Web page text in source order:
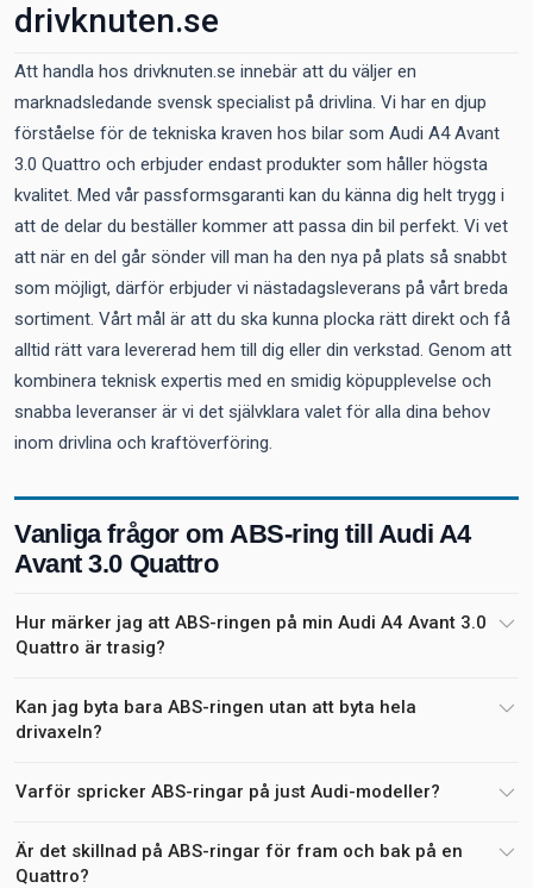
drivknuten.se
Att handla hos drivknuten.se innebär att du väljer en
marknadsledande svensk specialist på drivlina. Vi har en djup
förståelse för de tekniska kraven hos bilar som Audi A4 Avant
3.0 Quattro och erbjuder endast produkter som håller högsta
kvalitet. Med vår passformsgaranti kan du känna dig helt trygg i
att de delar du beställer kommer att passa din bil perfekt. Vi vet
att när en del går sönder vill man ha den nya på plats så snabbt
som möjligt, därför erbjuder vi nästadagsleverans på vårt breda
sortiment. Vårt mål är att du ska kunna plocka rätt direkt och få
alltid rätt vara levererad hem till dig eller din verkstad. Genom att
kombinera teknisk expertis med en smidig köpupplevelse och
snabba leveranser är vi det självklara valet för alla dina behov
inom drivlina och kraftöverföring.
Vanliga frågor om ABS-ring till Audi A4
Avant 3.0 Quattro
Hur märker jag att ABS-ringen på min Audi A4 Avant 3.0
Quattro är trasig?
Kan jag byta bara ABS-ringen utan att byta hela
drivaxeln?
Varför spricker ABS-ringar på just Audi-modeller?
Är det skillnad på ABS-ringar för fram och bak på en
Quattro?